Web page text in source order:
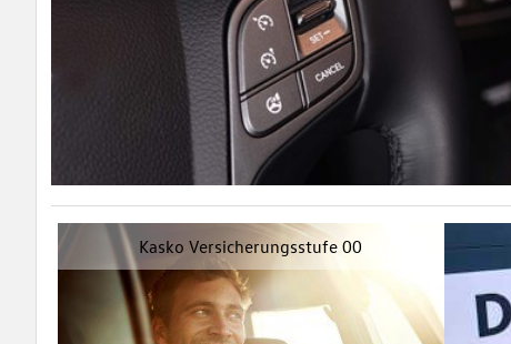
Kasko Versicherungsstufe 00